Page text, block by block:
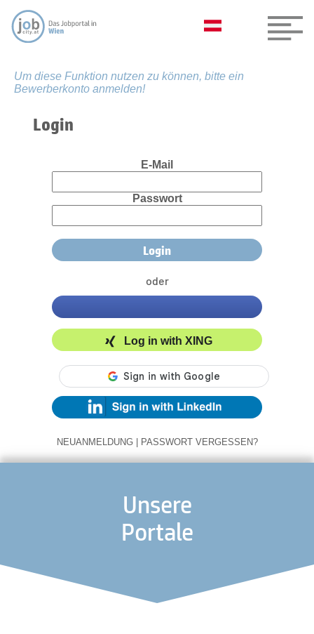
Um diese Funktion nutzen zu können, bitte ein
Bewerberkonto anmelden!
Login
E-Mail
Passwort
oder
Log in with XING
NEUANMELDUNG | PASSWORT VERGESSEN?
Unsere
Portale